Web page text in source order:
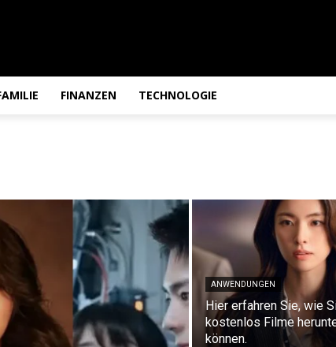
FINANZEN TECHNOLOGIE
ANWENDUNGEN
Hier erfahren Sie, wie
kostenlos Filme
können.